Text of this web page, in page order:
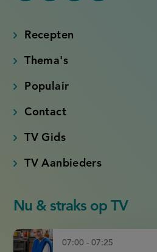
link)
link)
Recepten
Thema's
Populair
Contact
TV Gids
TV Aanbieders
Nu & straks op TV
07:00 - 07:25